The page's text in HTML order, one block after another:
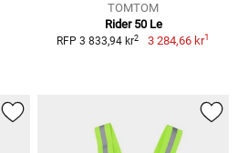
TOMTOM
Rider 50 Le
RFP 3 833,94 kr2 3 284,66 kr1